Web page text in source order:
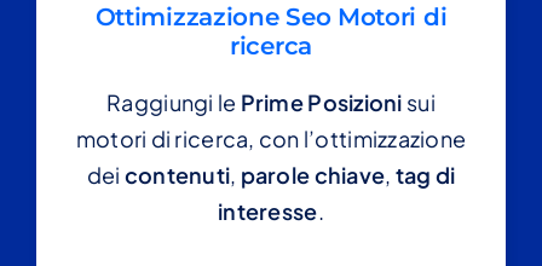
Ottimizzazione Seo Motori di
ricerca
Raggiungi le Prime Posizioni sui
motori di ricerca, con l’ottimizzazione
dei contenuti, parole chiave, tag di
interesse.